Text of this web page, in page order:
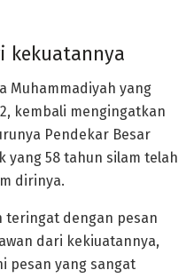
kekuatannya
Muhammadiyah yang
kembali mengingatkan
Pendekar Besar
yang 58 tahun silam telah
dirinya.
teringat dengan pesan
dari kekiuatannya,
pesan yang sangat